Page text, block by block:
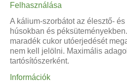
Felhasználása
A kálium-szorbátot az élesztő-
húsokban és
maradék cukor utóerjedését
nem kell jelölni. Maximális
tartósítószerként.
Információk